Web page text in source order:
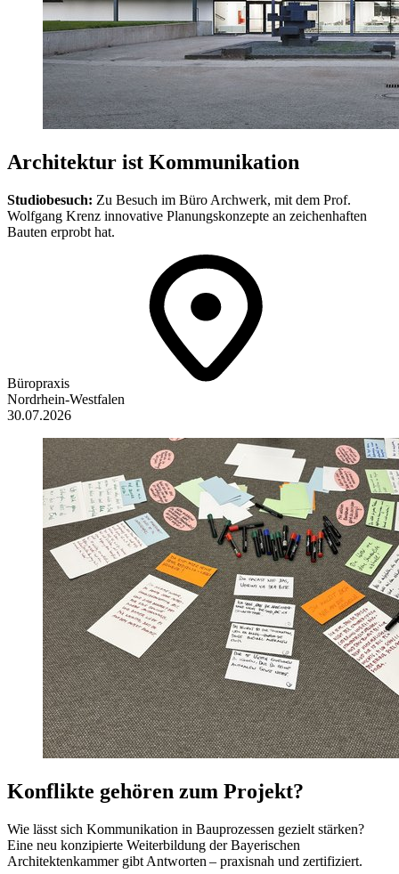
Architektur ist Kommunikation
Studiobesuch: Zu Besuch im Büro Archwerk, mit dem Prof.
Wolfgang Krenz innovative Planungskonzepte an zeichenhaften
Bauten erprobt hat.
Büropraxis
Nordrhein-Westfalen
30.07.2026
Konflikte gehören zum Projekt?
Wie lässt sich Kommunikation in Bauprozessen gezielt stärken?
Eine neu konzipierte Weiterbildung der Bayerischen
Architektenkammer gibt Antworten – praxisnah und zertifiziert.